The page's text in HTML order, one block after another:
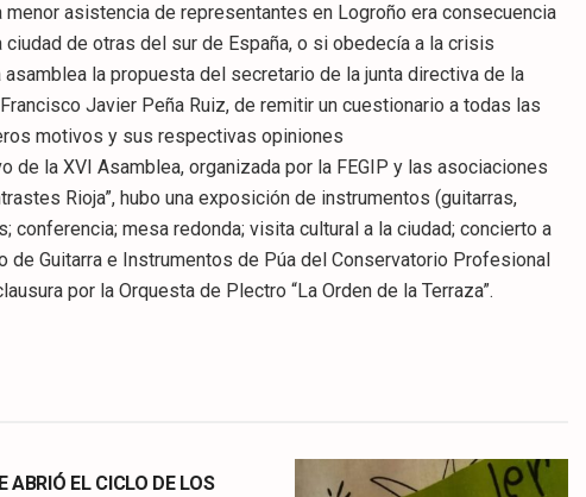
asistencia de representantes en Logroño era consecuencia
de otras del sur de España, o si obedecía a la crisis
la propuesta del secretario de la junta directiva de la
Javier Peña Ruiz, de remitir un cuestionario a todas las
motivos y sus respectivas opiniones
de la XVI Asamblea, organizada por la FEGIP y las asociaciones
Rioja”, hubo una exposición de instrumentos (guitarras,
conferencia; mesa redonda; visita cultural a la ciudad; concierto a
de Guitarra e Instrumentos de Púa del Conservatorio Profesional
por la Orquesta de Plectro “La Orden de la Terraza”.
ABRIÓ EL CICLO DE LOS